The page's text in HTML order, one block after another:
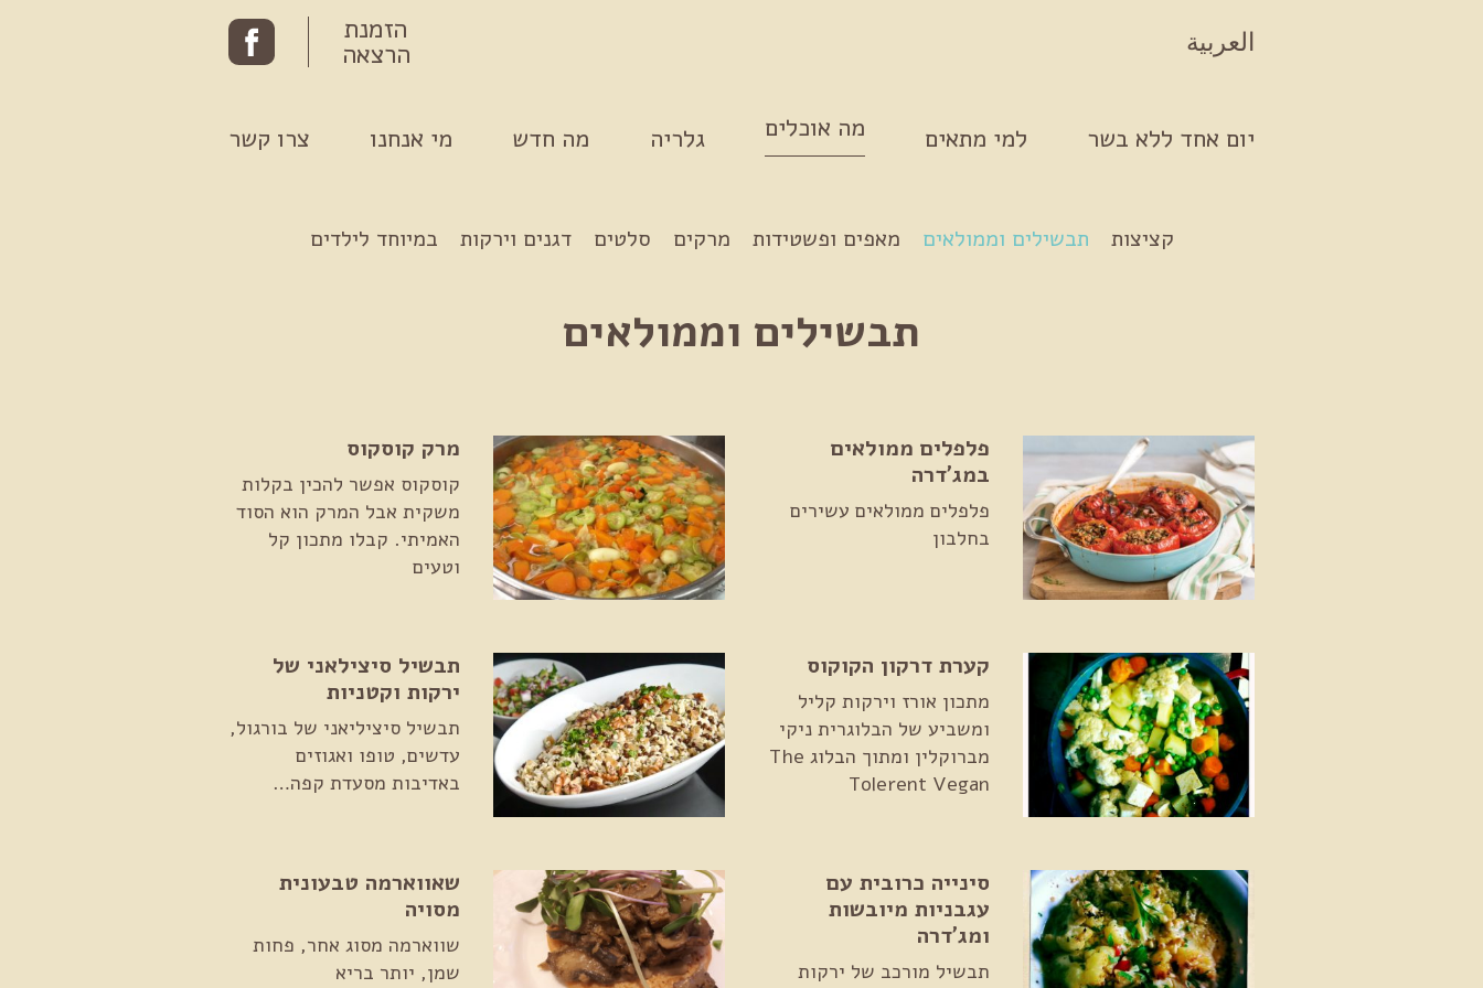
العربية הזמנת
הרצאה
יום אחד ללא בשר למי מתאים מה אוכלים גלריה מה חדש מי אנחנו צרו קשר
קציצות תבשילים וממולאים מאפים ופשטידות מרקים סלטים דגנים וירקות במיוחד לילדים
תבשילים וממולאים
פלפלים ממולאים
במג'דרה
פלפלים ממולאים עשירים
בחלבון
מרק קוסקוס
קוסקוס אפשר להכין בקלות
משקית אבל המרק הוא הסוד
האמיתי. קבלו מתכון קל
וטעים
קערת דרקון הקוקוס
מתכון אורז וירקות קליל
ומשביע של הבלוגרית ניקי
מברוקלין ומתוך הבלוג The
Tolerent Vegan
תבשיל סיצילאני של
ירקות וקטניות
תבשיל סיציליאני של בורגול,
עדשים, טופו ואגוזים
באדיבות מסעדת קפה…
סינייה כרובית עם
עגבניות מיובשות
ומג'דרה
תבשיל מורכב של ירקות
שאווארמה טבעונית
מסויה
שווארמה מסוג אחר, פחות
שמן, יותר בריא